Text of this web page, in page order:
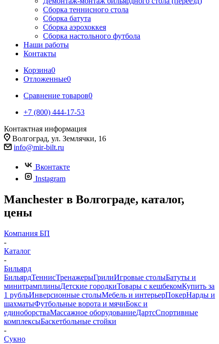
Сборка теннисного стола
Сборка батута
Сборка аэрохоккея
Сборка настольного футбола
Наши работы
Контакты
Корзина0
Отложенные0
Сравнение товаров0
+7 (800) 444-17-53
Контактная информация
Волгоград, ул. Землячки, 16
info@mir-bilt.ru
Вконтакте
Instagram
Manchester в Волгограде, каталог,
цены
Компания БП
-
Каталог
-
Бильярд
БильярдТеннисТренажерыГрилиИгровые столыБатуты и
минитрамплиныДетские городкиТовары с кешбекомКупить за
1 рубльИнверсионные столыМебель и интерьерПокерНарды и
шахматыФутбольные ворота и мячиБокс и
единоборстваМассажное оборудованиеДартсСпортивные
комплексыБаскетбольные стойки
-
Сукно